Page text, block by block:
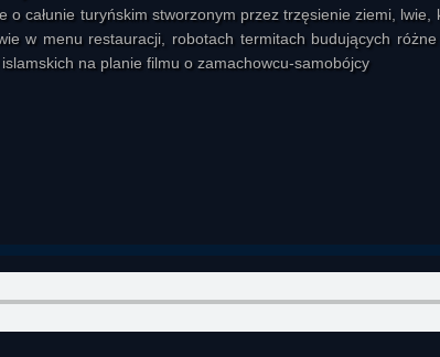
o całunie turyńskim stworzonym przez trzęsienie ziemi, lwie,
w menu restauracji, robotach termitach budujących
na planie filmu o zamachowcu-samobójcy